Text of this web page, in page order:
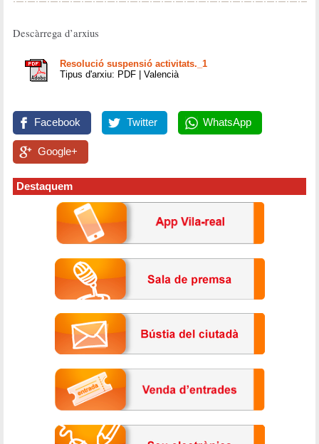
Descàrrega d’arxius
Resolució suspensió activitats._1
Tipus d'arxiu: PDF | Valencià
Facebook Twitter WhatsApp
Google+
Destaquem